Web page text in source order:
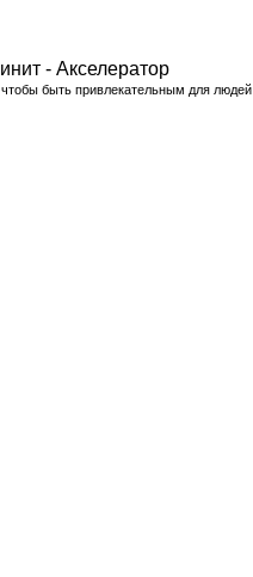
- Акселератор
быть привлекательным для